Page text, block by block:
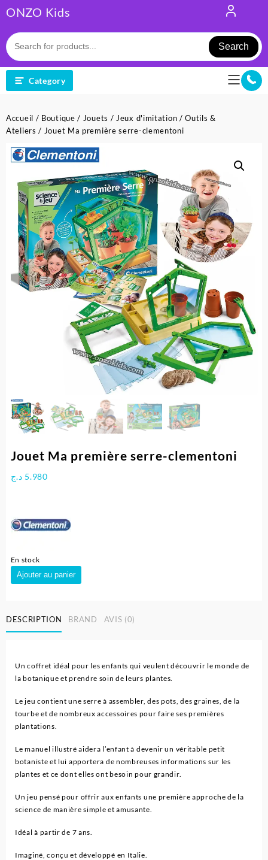
to
content
ONZO Kids
Search
Category
Accueil / Boutique / Jouets / Jeux d'imitation /Outils &
Ateliers / Jouet Ma première serre-clementoni
Jouet Ma première serre-clementoni
5.980 د.ج
En stock
quantité
de
première
serre-
Ajouter au panier
DESCRIPTION BRAND AVIS (0)
Un coffret idéal pour les enfants qui veulent découvrir le monde de
la botanique et prendre soin de leurs plantes.
Le jeu contient une serre à assembler, des pots, des graines, de la
tourbe et de nombreux accessoires pour faire ses premières
plantations.
Le manuel illustré aidera l’enfant à devenir un véritable petit
botaniste et lui apportera de nombreuses informations sur les
plantes et ce dont elles ont besoin pour grandir.
Un jeu pensé pour offrir aux enfants une première approche de la
science de manière simple et amusante.
Idéal à partir de 7 ans.
Imaginé, conçu et développé en Italie.